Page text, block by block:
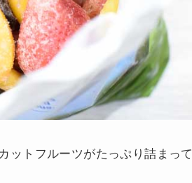
ットフルーツがたっぷり詰まって